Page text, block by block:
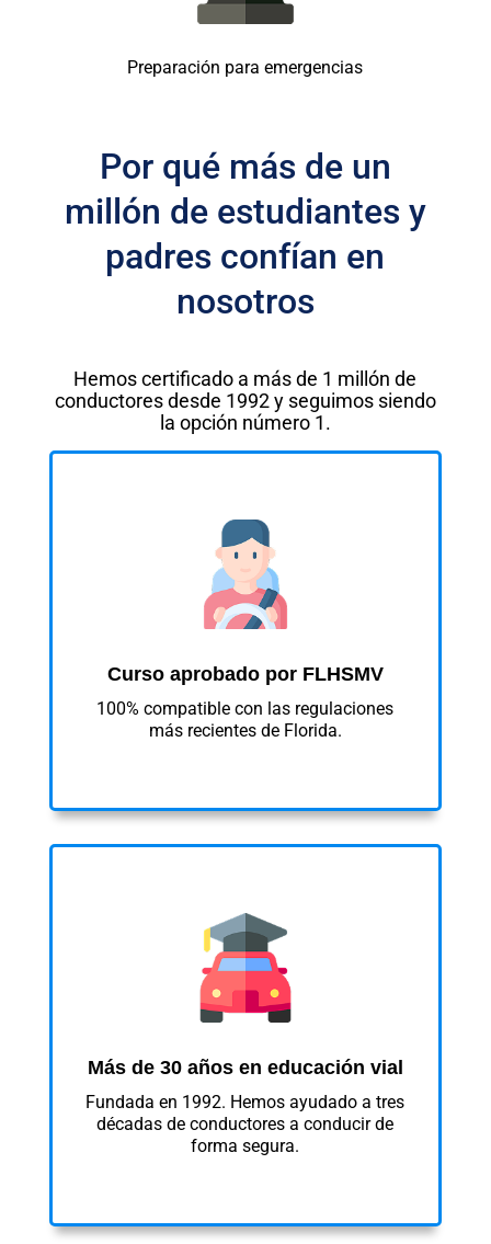
Preparación para emergencias
Por qué más de un
millón de estudiantes y
padres confían en
nosotros
Hemos certificado a más de 1 millón de
conductores desde 1992 y seguimos siendo
la opción número 1.
Curso aprobado por FLHSMV
100% compatible con las regulaciones
más recientes de Florida.
Más de 30 años en educación vial
Fundada en 1992. Hemos ayudado a tres
décadas de conductores a conducir de
forma segura.